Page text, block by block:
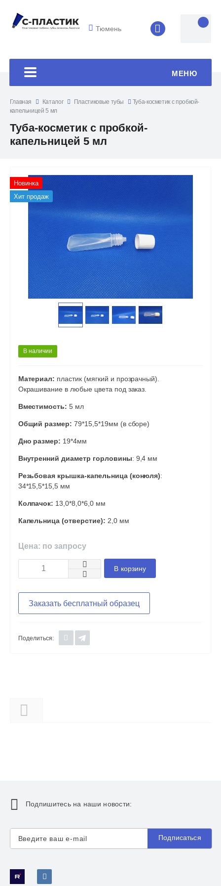
Тюмень 8 (4852) 33-
МЕНЮ
Главная Каталог Пластиковые тубы
Туба-косметик с пробкой-
капельницей 5 мл
Туба-косметик с пробкой-
капельницей 5 мл
Новинка
Хит продаж
В наличии
Материал: пластик (мягкий и прозрачный).
Окрашивание в любые цвета под заказ.
Вместимость: 5 мл
Общий размер:79*15,5*19мм (в сборе)
Дно размер: 19*4мм
Внутренний диаметр горловины: 9,4 мм
Резьбовая крышка-капельница (конюля):
34*15,5*15,5 мм
Колпачок: 13,0*8,0*6,0 мм
Капельница (отверстие): 2,0 мм
Цена: по запросу
В корзину
Заказать бесплатный образец
Поделиться:
Подпишитесь на наши новости:
Подписаться